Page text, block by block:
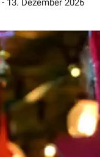
- 13. Dezember 2026